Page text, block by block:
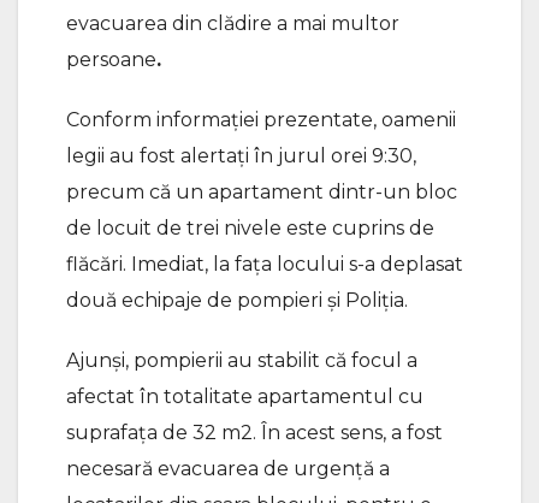
evacuarea din clădire a mai multor
persoane.
Conform informației prezentate, oamenii
legii au fost alertați în jurul orei 9:30,
precum că un apartament dintr-un bloc
de locuit de trei nivele este cuprins de
flăcări. Imediat, la fața locului s-a deplasat
două echipaje de pompieri și Poliția.
Ajunși, pompierii au stabilit că focul a
afectat în totalitate apartamentul cu
suprafața de 32 m2. În acest sens, a fost
necesară evacuarea de urgență a